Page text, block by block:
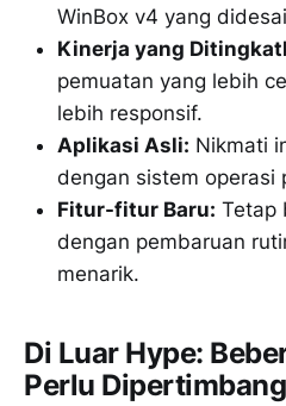
WinBox v4 yang
Kinerja yang
pemuatan yang lebih
lebih responsif.
Aplikasi Asli: Nikmati
dengan sistem operasi
Fitur-fitur Baru: Tetap
dengan pembaruan
menarik.
Di Luar Hype:
Perlu